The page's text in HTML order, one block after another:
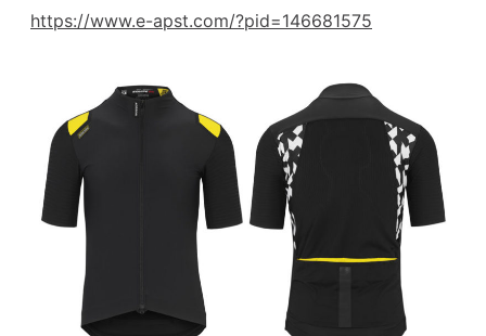
https://www.e-apst.com/?pid=146681575